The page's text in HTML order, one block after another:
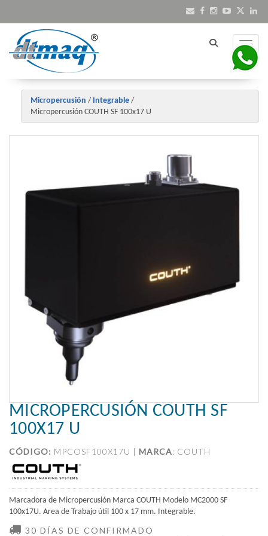
Micropercusión / Integrable /
Micropercusión COUTH SF 100x17 U
MICROPERCUSIÓN COUTH SF
100X17 U
CÓDIGO: MPCOSF100X17U | MARCA: COUTH
Marcadora de Micropercusión Marca COUTH Modelo MC2000 SF
100x17U. Area de Trabajo útil 100 x 17 mm. Integrable.
30 DÍAS DE CONFIRMADO